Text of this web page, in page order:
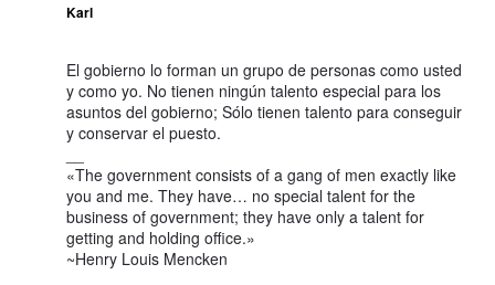
Karl
El gobierno lo forman un grupo de personas como usted
y como yo. No tienen ningún talento especial para los
asuntos del gobierno; Sólo tienen talento para conseguir
y conservar el puesto.
«The government consists of a gang of men exactly like
you and me. They have… no special talent for the
business of government; they have only a talent for
getting and holding office.»
~Henry Louis Mencken